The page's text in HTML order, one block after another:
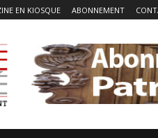
EN KIOSQUE ABONNEMENT